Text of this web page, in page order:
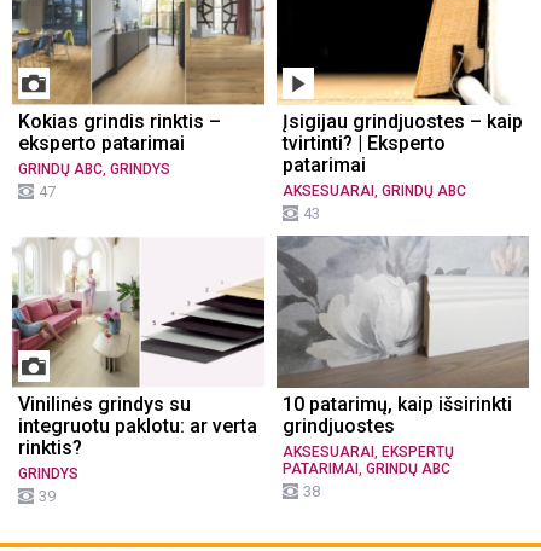
Kokias grindis rinktis –
eksperto patarimai
GRINDŲ ABC, GRINDYS
47
Įsigijau grindjuostes – kaip
tvirtinti? | Eksperto
patarimai
AKSESUARAI , GRINDŲ ABC
43
Vinilinės grindys su
integruotu paklotu: ar verta
rinktis?
GRINDYS
39
10 patarimų, kaip išsirinkti
grindjuostes
AKSESUARAI EKSPERTŲ
PATARIMAI GRINDŲ ABC
38